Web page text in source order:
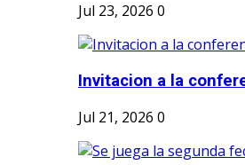
Jul 23, 2026 0
Invitacion a la
Jul 21, 2026 0